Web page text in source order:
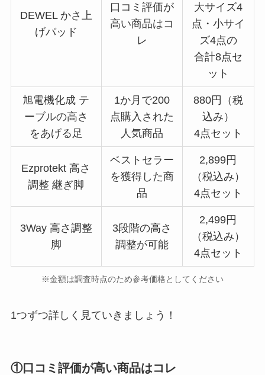
DEWEL かさ上
げパッド
口コミ評価が
高い商品はコ
レ
大サイズ4
点・小サイ
ズ4点の
合計8点セ
ット
旭電機化成 テ
ーブルの高さ
をあげる足
1か月で200
点購入された
人気商品
880円（税
込み）
4点セット
Ezprotekt 高さ
調整 継ぎ脚
ベストセラー
を獲得した商
品
2,899円
（税込み）
4点セット
3Way 高さ調整
脚
3段階の高さ
調整が可能
2,499円
（税込み）
4点セット
※金額は調査時点のため参考価格としてください
1つずつ詳しく見ていきましょう！
①口コミ評価が高い商品はコレ